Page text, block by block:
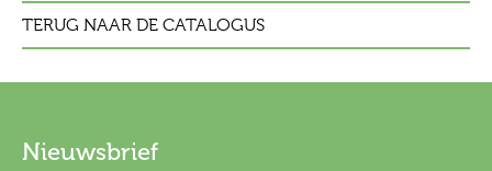
TERUG NAAR DE CATALOGUS
Nieuwsbrief